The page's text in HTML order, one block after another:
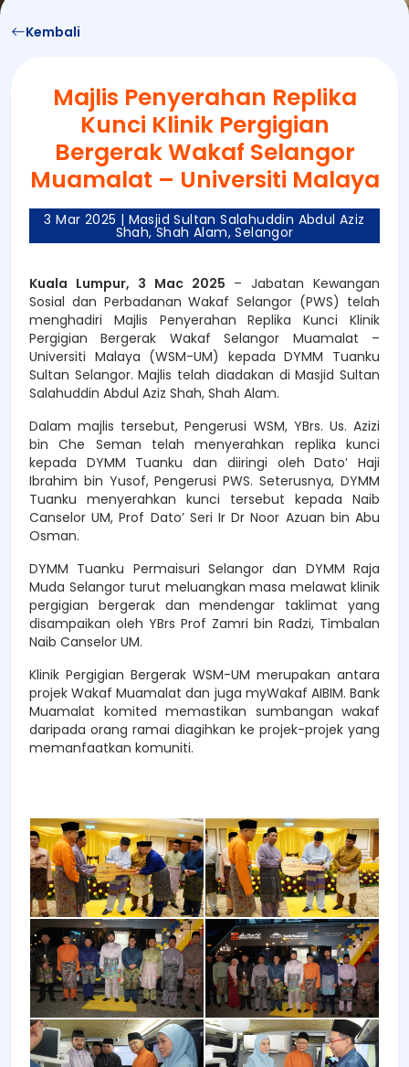
Kembali
Majlis Penyerahan Replika
Kunci Klinik Pergigian
Bergerak Wakaf Selangor
Muamalat – Universiti Malaya
3 Mar 2025 | Masjid Sultan Salahuddin Abdul Aziz
Shah, Shah Alam, Selangor
Kuala Lumpur, 3 Mac 2025 – Jabatan Kewangan
Sosial dan Perbadanan Wakaf Selangor (PWS) telah
menghadiri Majlis Penyerahan Replika Kunci Klinik
Pergigian Bergerak Wakaf Selangor Muamalat –
Universiti Malaya (WSM-UM) kepada DYMM Tuanku
Sultan Selangor. Majlis telah diadakan di Masjid Sultan
Salahuddin Abdul Aziz Shah, Shah Alam.
Dalam majlis tersebut, Pengerusi WSM, YBrs. Us. Azizi
bin Che Seman telah menyerahkan replika kunci
kepada DYMM Tuanku dan diiringi oleh Dato’ Haji
Ibrahim bin Yusof, Pengerusi PWS. Seterusnya, DYMM
Tuanku menyerahkan kunci tersebut kepada Naib
Canselor UM, Prof Dato’ Seri Ir Dr Noor Azuan bin Abu
Osman.
DYMM Tuanku Permaisuri Selangor dan DYMM Raja
Muda Selangor turut meluangkan masa melawat klinik
pergigian bergerak dan mendengar taklimat yang
disampaikan oleh YBrs Prof Zamri bin Radzi, Timbalan
Naib Canselor UM.
Klinik Pergigian Bergerak WSM-UM merupakan antara
projek Wakaf Muamalat dan juga myWakaf AIBIM. Bank
Muamalat komited memastikan sumbangan wakaf
daripada orang ramai diagihkan ke projek-projek yang
memanfaatkan komuniti.